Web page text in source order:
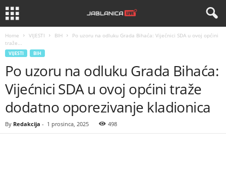
Home VIJESTI BIH
Po uzoru na odluku Grada Bihaća: Vijećnici SDA u ovoj općini
traže...
VIJESTI BIH
Po uzoru na odluku Grada Bihaća:
Vijećnici SDA u ovoj općini traže
dodatno oporezivanje kladionica
By Redakcija - 1 prosinca, 2025 498